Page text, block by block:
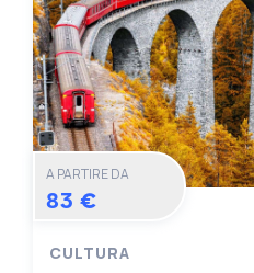
A PARTIRE DA
83 €
CULTURA